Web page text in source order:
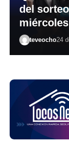
del
teveocho24